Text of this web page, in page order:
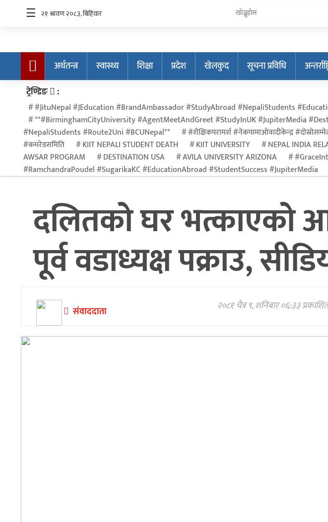
अर्थतन्त्र
स्वास्थ्य
शिक्षा
प्रदेश
खेलकुद
अन्तर्राष्ट्रिय
अन्तरवार्ता/
विचार
☰
अर्थतन्त्र स्वास्थ्य शिक्षा प्रदेश खेलकुद सूचना प्रविधि
ट्रेण्डिङ
:
#JituNepal #JEducation #BrandAmbassador #StudyAbroad #NepaliStudents
**#BirminghamCityUniversity #AgentMeetAndGreet #StudyInUK #JupiterMedia
#NepaliStudents #Route2Uni #BCUNepal**
#शैक्षिकपरामर्श #नेकपामाओवादीकेन्द्र
#कमरेडसमिति
KIIT NEPALI STUDENT DEATH KIIT UNIVERSITY NEPAL INDIA
AWSAR PROGRAM
DESTINATION USA AVILA UNIVERSITY ARIZONA
#RamchandraPoudel #SugarikaKC #EducationAbroad #StudentSuccess #JupiterMedia
दलितको घर भत्काएको
पूर्व वडाध्यक्ष पक्राउ,
संवाददाता २०८१ चैत्र ९, शनिबार ०६:३३ प्रकाशित